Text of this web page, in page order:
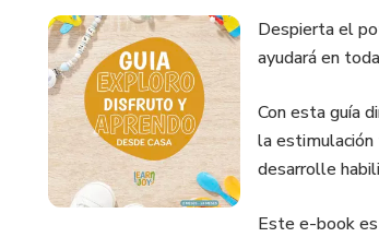
Despierta el
ayudará en
Con esta guía
la estimulación
desarrolle
Este e-book